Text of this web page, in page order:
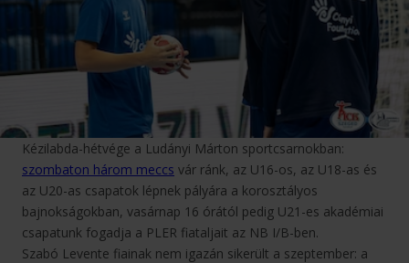
Kézilabda-hétvége a Ludányi Márton sportcsarnokban:
szombaton három meccs vár ránk, az U16-os, az U18-as és
az U20-as csapatok lépnek pályára a korosztályos
bajnokságokban, vasárnap 16 órától pedig U21-es akadémiai
csapatunk fogadja a PLER fiataljait az NB I/B-ben.
Szabó Levente fiainak nem igazán sikerült a szeptember: a